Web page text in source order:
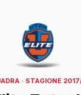
· STAGIONE